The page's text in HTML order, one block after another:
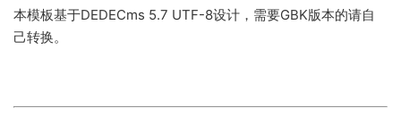
本模板基于DEDECms 5.7 UTF-8设计，需要GBK版本的请自
己转换。